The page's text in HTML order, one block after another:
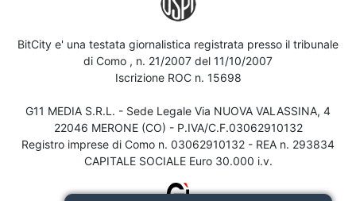
BitCity e' una testata giornalistica registrata presso il tribunale
di Como , n. 21/2007 del 11/10/2007
Iscrizione ROC n. 15698
G11 MEDIA S.R.L. - Sede Legale Via NUOVA VALASSINA, 4
22046 MERONE (CO) - P.IVA/C.F.03062910132
Registro imprese di Como n. 03062910132 - REA n. 293834
CAPITALE SOCIALE Euro 30.000 i.v.